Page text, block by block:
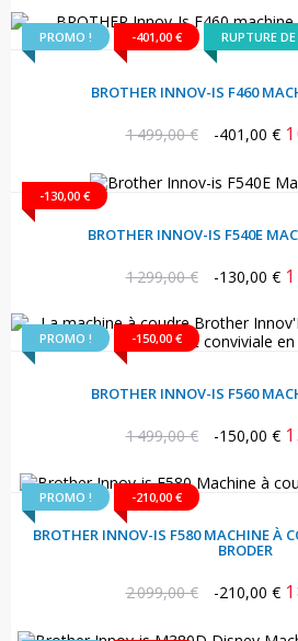
PROMO ! -401,00 € RUPTURE
BROTHER INNOV-IS F460
Prix
1 499,00 € -401,00 €
-130,00 €
BROTHER INNOV-IS F540E
Prix
1 299,00 € -130,00 €
PROMO ! -150,00 €
BROTHER INNOV-IS F560
Prix
1 499,00 € -150,00 €
PROMO ! -210,00 €
BROTHER INNOV-IS F580 MACHINE À
BRODER
Prix
2 099,00 € -210,00 €